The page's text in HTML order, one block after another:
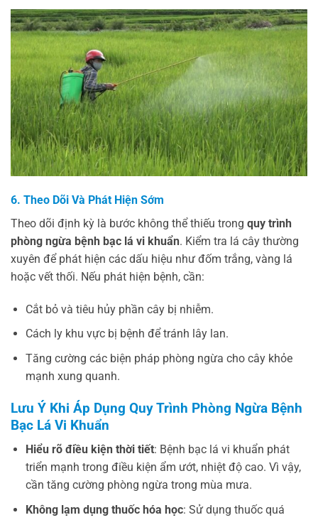
6. Theo Dõi Và Phát Hiện Sớm
Theo dõi định kỳ là bước không thể thiếu trong quy trình
phòng ngừa bệnh bạc lá vi khuẩn. Kiểm tra lá cây thường
xuyên để phát hiện các dấu hiệu như đốm trắng, vàng lá
hoặc vết thối. Nếu phát hiện bệnh, cần:
Cắt bỏ và tiêu hủy phần cây bị nhiễm.
Cách ly khu vực bị bệnh để tránh lây lan.
Tăng cường các biện pháp phòng ngừa cho cây khỏe
mạnh xung quanh.
Lưu Ý Khi Áp Dụng Quy Trình Phòng Ngừa Bệnh
Bạc Lá Vi Khuẩn
Hiểu rõ điều kiện thời tiết: Bệnh bạc lá vi khuẩn phát
triển mạnh trong điều kiện ẩm ướt, nhiệt độ cao. Vì vậy,
cần tăng cường phòng ngừa trong mùa mưa.
Không lạm dụng thuốc hóa học: Sử dụng thuốc quá